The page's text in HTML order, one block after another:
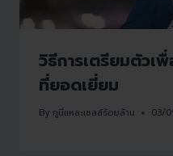
วิธีการเตรียมตัวเ
ที่ยอดเยี่ยม
By กูนี่แหละเซลล์ร้อยล้าน 03/